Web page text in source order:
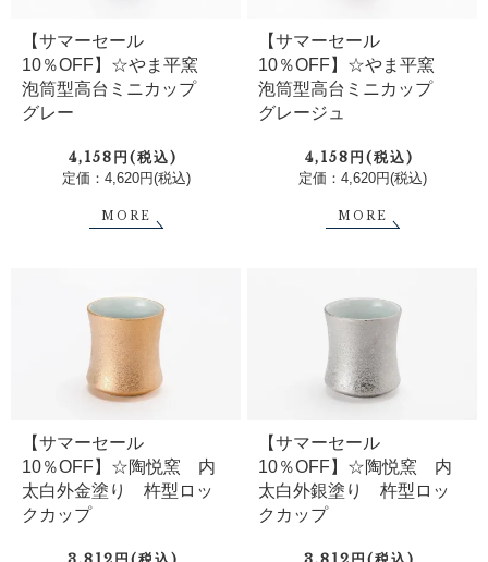
【サマーセール
10％OFF】☆やま平窯
泡筒型高台ミニカップ
グレー
4,158円(税込)
定価：4,620円(税込)
MORE
【サマーセール
10％OFF】☆やま平窯
泡筒型高台ミニカップ
グレージュ
4,158円(税込)
定価：4,620円(税込)
MORE
【サマーセール
10％OFF】☆陶悦窯 内
太白外金塗り 杵型ロッ
クカップ
【サマーセール
10％OFF】☆陶悦窯 内
太白外銀塗り 杵型ロッ
クカップ